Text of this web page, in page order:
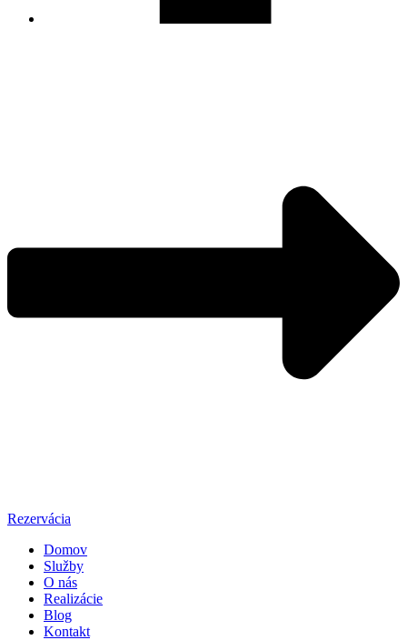
Rezervácia
Domov
Služby
O nás
Realizácie
Blog
Kontakt